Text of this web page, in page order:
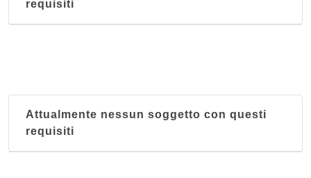
requisiti
Attualmente nessun soggetto con questi
requisiti